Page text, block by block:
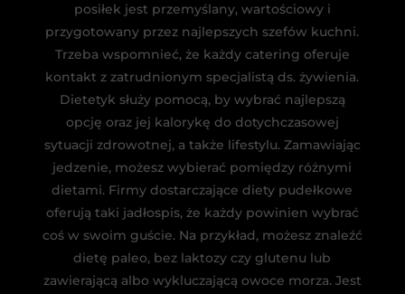
posiłek jest przemyślany, wartościowy i
przygotowany przez najlepszych szefów kuchni.
Trzeba wspomnieć, że każdy catering oferuje
kontakt z zatrudnionym specjalistą ds. żywienia.
Dietetyk służy pomocą, by wybrać najlepszą
opcję oraz jej kalorykę do dotychczasowej
sytuacji zdrowotnej, a także lifestylu. Zamawiając
jedzenie, możesz wybierać pomiędzy różnymi
dietami. Firmy dostarczające diety pudełkowe
oferują taki jadłospis, że każdy powinien wybrać
coś w swoim guście. Na przykład, możesz znaleźć
dietę paleo, bez laktozy czy glutenu lub
zawierającą albo wykluczającą owoce morza. Jest